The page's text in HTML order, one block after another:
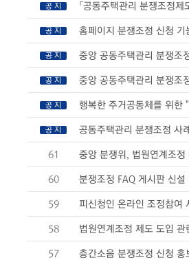
공 지 「공동주택관리 분쟁조정제
공 지 홈페이지 분쟁조정 신청 기
공 지 중앙 공동주택관리 분쟁조
공 지 중앙 공동주택관리 분쟁조
공 지 행복한 주거공동체를 위한
공 지 공동주택관리 분쟁조정 사
61 중앙 분쟁위, 법원연계조
60 분쟁조정 FAQ 게시판 신설
59 피신청인 온라인 조정참여
58 법원연계조정 제도 도입 관
57 층간소음 분쟁조정 신청 홍